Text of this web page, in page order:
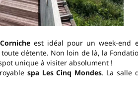
est idéal pour un week-end
détente. Non loin de là, la
unique à visiter absolument !
spa Les Cinq Mondes. La salle